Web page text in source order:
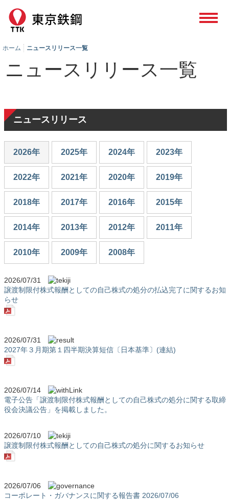
ニュースリリース一覧
ニュースリリース
2026年 2025年 2024年 2023年
2022年 2021年 2020年 2019年
2018年 2017年 2016年 2015年
2014年 2013年 2012年 2011年
2010年 2009年 2008年
2026/07/31
譲渡制限付株式報酬としての自己株式の処分の払込完了に関するお知
らせ
2026/07/31
2027年３月期第１四半期決算短信〔日本基準〕(連結)
2026/07/14
電子公告「譲渡制限付株式報酬としての自己株式の処分に関する取締
役会決議公告」を掲載しました。
2026/07/10
譲渡制限付株式報酬としての自己株式の処分に関するお知らせ
2026/07/06
コーポレート・ガバナンスに関する報告書 2026/07/06
ホーム ニュースリリース一覧